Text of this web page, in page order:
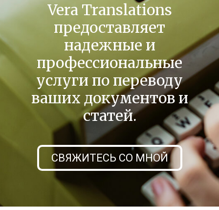
Vera Translations
предоставляет
надежные и
профессиональные
услуги по переводу
ваших документов и
статей.
СВЯЖИТЕСЬ СО МНОЙ